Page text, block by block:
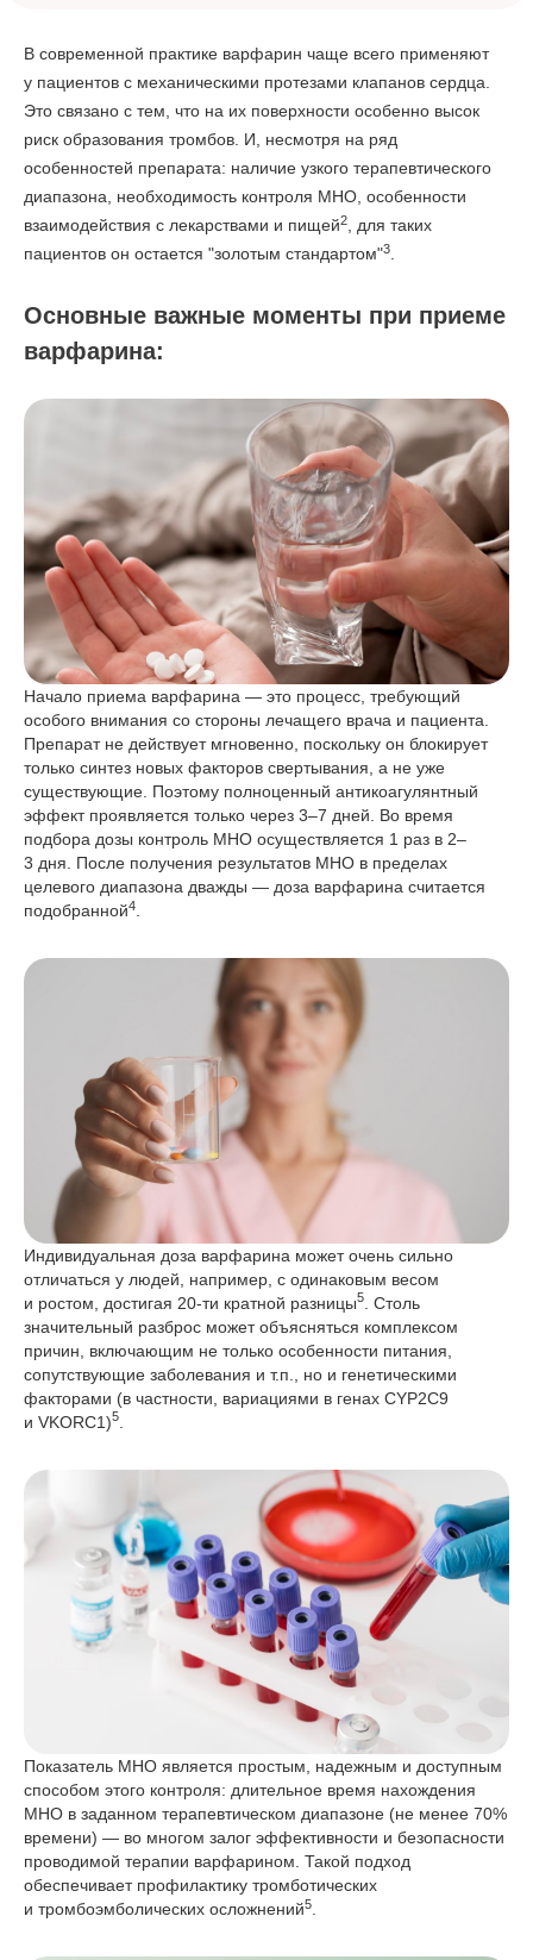
В современной практике варфарин чаще всего применяют
у пациентов с механическими протезами клапанов сердца.
Это связано с тем, что на их поверхности особенно высок
риск образования тромбов. И, несмотря на ряд
особенностей препарата: наличие узкого терапевтического
диапазона, необходимость контроля МНО, особенности
взаимодействия с лекарствами и пищей2
, для таких
пациентов он остается "золотым стандартом"3
Основные важные моменты при приеме
варфарина:
Начало приема варфарина — это процесс, требующий
особого внимания со стороны лечащего врача и пациента.
Препарат не действует мгновенно, поскольку он блокирует
только синтез новых факторов свертывания, а не уже
существующие. Поэтому полноценный антикоагулянтный
эффект проявляется только через 3–7 дней. Во время
подбора дозы контроль МНО осуществляется 1 раз в 2–
3 дня. После получения результатов МНО в пределах
целевого диапазона дважды — доза варфарина считается
подобранной4
Индивидуальная доза варфарина может очень сильно
отличаться у людей, например, с одинаковым весом
и ростом, достигая 20-ти кратной разницы5
. Столь
значительный разброс может объясняться комплексом
причин, включающим не только особенности питания,
сопутствующие заболевания и т.п., но и генетическими
факторами (в частности, вариациями в генах CYP2C9
и VKORC1)5
Показатель МНО является простым, надежным и доступным
способом этого контроля: длительное время нахождения
МНО в заданном терапевтическом диапазоне (не менее 70%
времени) — во многом залог эффективности и безопасности
проводимой терапии варфарином. Такой подход
обеспечивает профилактику тромботических
и тромбоэмболических осложнений5.